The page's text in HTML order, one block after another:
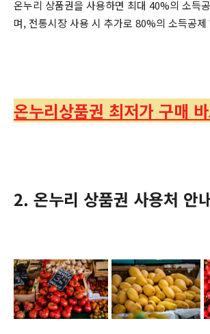
온누리 상품권을 사용하면 최대 40%의 소득
며, 전통시장 사용 시 추가로 80%의 소득공
온누리상품권 최저가 구매
2. 온누리 상품권 사용처 안